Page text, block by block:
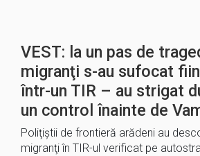
VEST: la un pas de
migranţi s-au sufocat
într-un TIR – au strigat
un control înainte de
Poliţiştii de frontieră arădeni au
migranţi în TIR-ul verificat pe